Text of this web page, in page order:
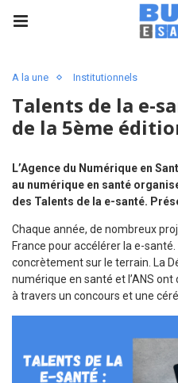
A la une Institutionnels
Talents de la e-
de la 5ème
L’Agence du Numérique en
au numérique en santé
des Talents de la e-santé.
Chaque année, de nombreux
France pour accélérer la e-
concrètement sur le terrain. La
numérique en santé et l’ANS
à travers un concours et une